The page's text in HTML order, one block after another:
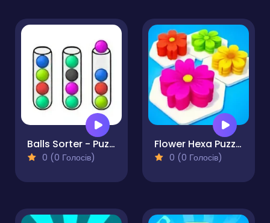
Balls Sorter - Puzzle
0 (0 Голосів)
Flower Hexa Puzzle
0 (0 Голосів)